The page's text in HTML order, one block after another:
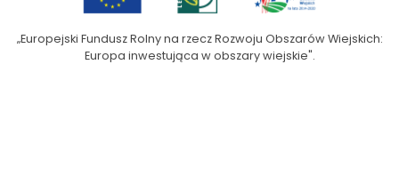
„Europejski Fundusz Rolny na rzecz Rozwoju Obszarów Wiejskich:
Europa inwestująca w obszary wiejskie".